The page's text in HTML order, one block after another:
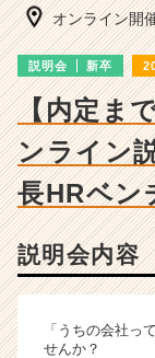
オンライン開
説明会 新卒
【内定ま
ンライン
長HRベン
説明会内容
「うちの会社っ
せんか？